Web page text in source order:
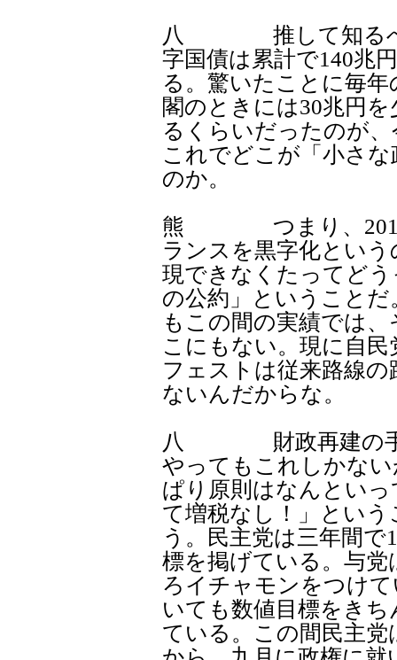
八 推して知るべし
字国債は累計で140兆
る。驚いたことに毎
閣のときには30兆円を
るくらいだったのが
これでどこが「小さな
のか。
熊 つまり、2010
ランスを黒字化という
現できなくたってど
の公約」ということだ
もこの間の実績では
こにもない。現に自民
フェストは従来路線
ないんだからな。
八 財政再建の手法
やってもこれしかな
ぱり原則はなんとい
て増税なし！」という
う。民主党は三年間で
標を掲げている。与党
ろイチャモンをつけ
いても数値目標をき
ている。この間民主